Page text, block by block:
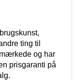
ting til
og har
prisgaranti på